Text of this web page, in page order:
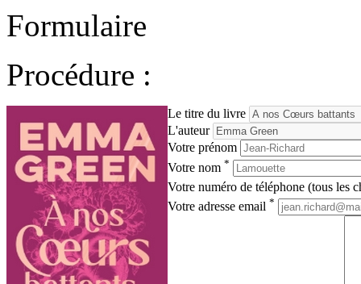
Formulaire
Procédure :
Le titre du livre
L'auteur
Votre prénom
Votre nom *
Votre numéro de téléphone (tous les
Votre adresse email *